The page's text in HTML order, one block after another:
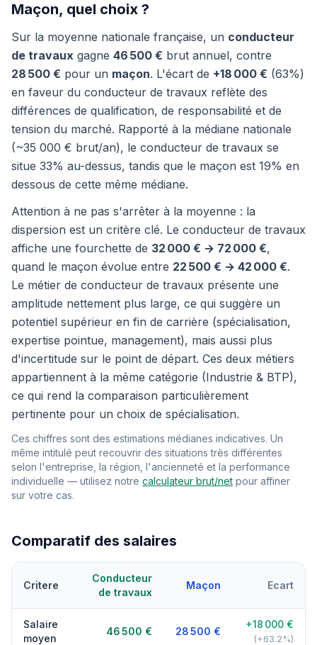
Maçon, quel choix ?
Sur la moyenne nationale française, un conducteur
de travaux gagne 46 500 € brut annuel, contre
28 500 € pour un maçon. L'écart de +18 000 € (63%)
en faveur du conducteur de travaux reflète des
différences de qualification, de responsabilité et de
tension du marché. Rapporté à la médiane nationale
(~35 000 € brut/an), le conducteur de travaux se
situe 33% au-dessus, tandis que le maçon est 19% en
dessous de cette même médiane.
Attention à ne pas s'arrêter à la moyenne : la
dispersion est un critère clé. Le conducteur de travaux
affiche une fourchette de 32 000 € → 72 000 €,
quand le maçon évolue entre 22 500 € → 42 000 €.
Le métier de conducteur de travaux présente une
amplitude nettement plus large, ce qui suggère un
potentiel supérieur en fin de carrière (spécialisation,
expertise pointue, management), mais aussi plus
d'incertitude sur le point de départ. Ces deux métiers
appartiennent à la même catégorie (Industrie & BTP),
ce qui rend la comparaison particulièrement
pertinente pour un choix de spécialisation.
Ces chiffres sont des estimations médianes indicatives. Un
même intitulé peut recouvrir des situations très différentes
selon l'entreprise, la région, l'ancienneté et la performance
individuelle — utilisez notre calculateur brut/net pour affiner
sur votre cas.
Comparatif des salaires
Critere
Conducteur
de travaux
Maçon Ecart
Salaire
moyen
46 500 € 28 500 €
+18 000 €
(+63.2%)